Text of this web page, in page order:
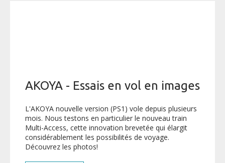
AKOYA - Essais en vol en images
L'AKOYA nouvelle version (PS1) vole depuis plusieurs
mois. Nous testons en particulier le nouveau train
Multi-Access, cette innovation brevetée qui élargit
considérablement les possibilités de voyage.
Découvrez les photos!